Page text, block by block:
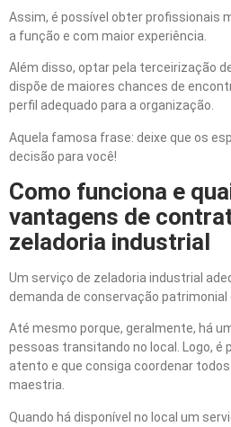
Assim, é possível obter profissionais
a função e com maior experiência.
Além disso, optar pela terceirização
dispõe de maiores chances de
perfil adequado para a organização.
Aquela famosa frase: deixe que os
decisão para você!
Como funciona e
vantagens de
zeladoria industrial
Um serviço de zeladoria industrial
demanda de conservação patrimonial
Até mesmo porque, geralmente, há
pessoas transitando no local. Logo, é
atento e que consiga coordenar
maestria.
Quando há disponível no local um